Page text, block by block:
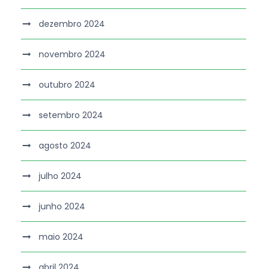
dezembro 2024
novembro 2024
outubro 2024
setembro 2024
agosto 2024
julho 2024
junho 2024
maio 2024